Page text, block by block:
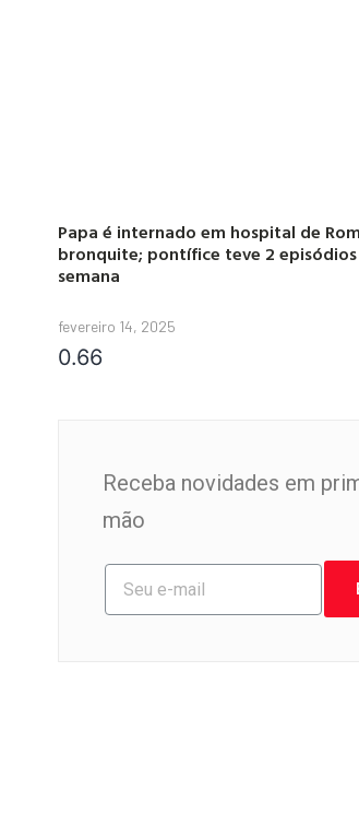
Papa é internado em hospital de
bronquite; pontífice teve 2
semana
fevereiro 14, 2025
Receba novidades em
mão